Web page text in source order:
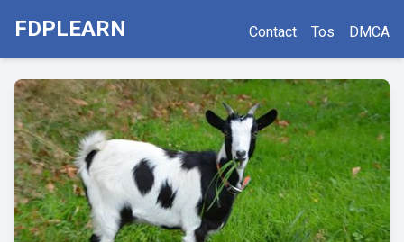
FDPLEARN Contact Tos DMCA